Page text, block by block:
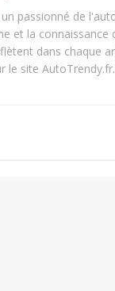
un passionné de
et la connaissance
dans chaque
le site AutoTrendy.fr.